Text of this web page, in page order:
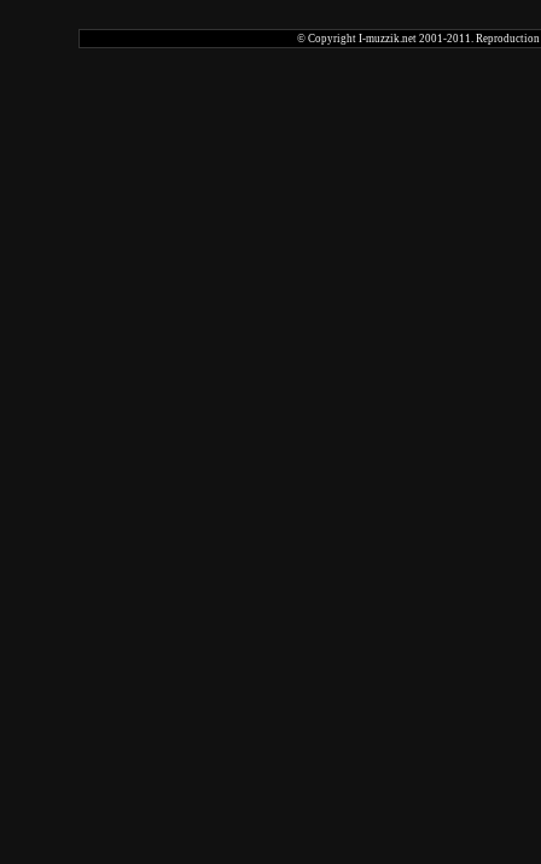
© Copyright I-muzzik.net 2001-2011. Reproduction